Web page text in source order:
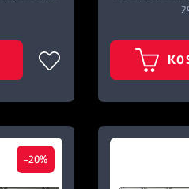
-20%